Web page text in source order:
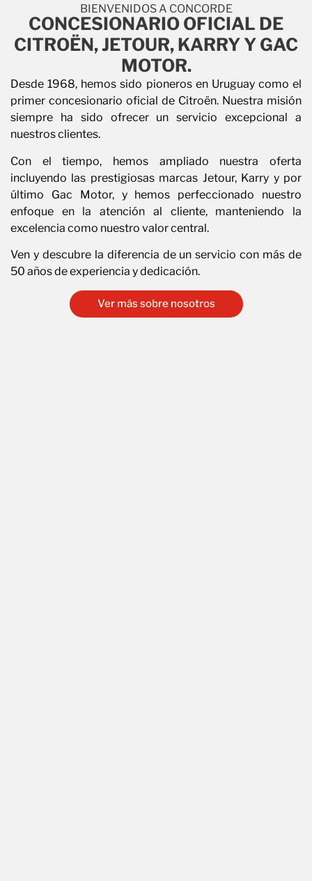
BIENVENIDOS A CONCORDE
CONCESIONARIO OFICIAL DE
CITROËN, JETOUR, KARRY Y GAC
MOTOR.
Desde 1968, hemos sido pioneros en Uruguay como el
primer concesionario oficial de Citroën. Nuestra misión
siempre ha sido ofrecer un servicio excepcional a
nuestros clientes.
Con el tiempo, hemos ampliado nuestra oferta
incluyendo las prestigiosas marcas Jetour, Karry y por
último Gac Motor, y hemos perfeccionado nuestro
enfoque en la atención al cliente, manteniendo la
excelencia como nuestro valor central.
Ven y descubre la diferencia de un servicio con más de
50 años de experiencia y dedicación.
Ver más sobre nosotros